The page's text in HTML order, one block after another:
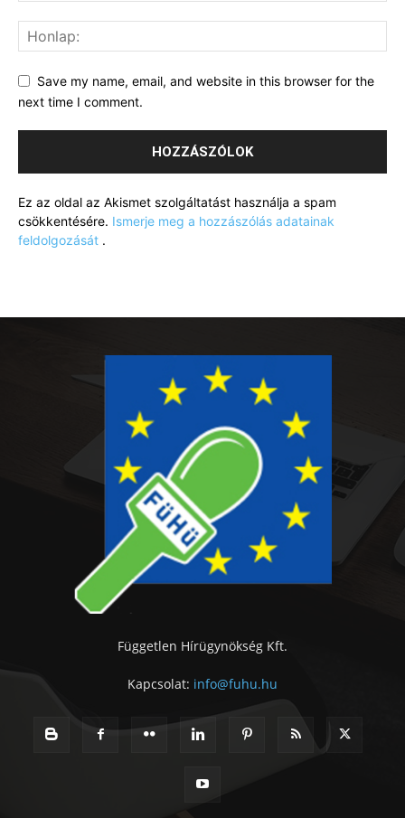
Save my name, email, and website in this browser for the
next time I comment.
Ez az oldal az Akismet szolgáltatást használja a spam
csökkentésére. Ismerje meg a hozzászólás adatainak
feldolgozását .
Független Hírügynökség Kft.
Kapcsolat: info@fuhu.hu